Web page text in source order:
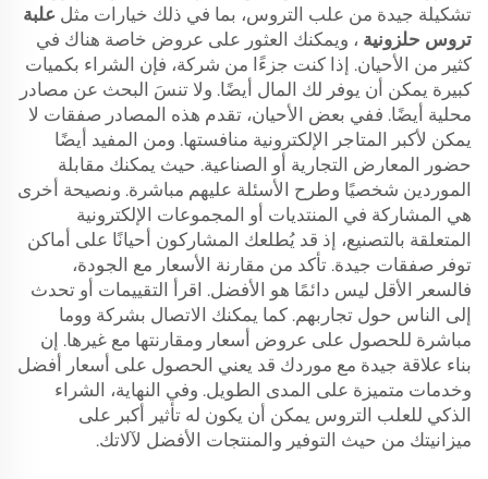
تشكيلة جيدة من علب التروس، بما في ذلك خيارات مثل علبة
تروس حلزونية ، ويمكنك العثور على عروض خاصة هناك في
كثير من الأحيان. إذا كنت جزءًا من شركة، فإن الشراء بكميات
كبيرة يمكن أن يوفر لك المال أيضًا. ولا تنسَ البحث عن مصادر
محلية أيضًا. ففي بعض الأحيان، تقدم هذه المصادر صفقات لا
يمكن لأكبر المتاجر الإلكترونية منافستها. ومن المفيد أيضًا
حضور المعارض التجارية أو الصناعية. حيث يمكنك مقابلة
الموردين شخصيًا وطرح الأسئلة عليهم مباشرة. ونصيحة أخرى
هي المشاركة في المنتديات أو المجموعات الإلكترونية
المتعلقة بالتصنيع، إذ قد يُطلعك المشاركون أحيانًا على أماكن
توفر صفقات جيدة. تأكد من مقارنة الأسعار مع الجودة،
فالسعر الأقل ليس دائمًا هو الأفضل. اقرأ التقييمات أو تحدث
إلى الناس حول تجاربهم. كما يمكنك الاتصال بشركة ووما
مباشرة للحصول على عروض أسعار ومقارنتها مع غيرها. إن
بناء علاقة جيدة مع موردك قد يعني الحصول على أسعار أفضل
وخدمات متميزة على المدى الطويل. وفي النهاية، الشراء
الذكي للعلب التروس يمكن أن يكون له تأثير أكبر على
ميزانيتك من حيث التوفير والمنتجات الأفضل لآلاتك.